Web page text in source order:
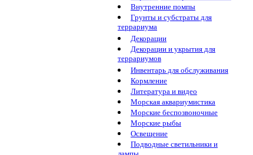
Внутренние помпы
Грунты и субстраты для
террариума
Декорации
Декорации и укрытия для
террариумов
Инвентарь для обслуживания
Кормление
Литература и видео
Морская аквариумистика
Морские беспозвоночные
Морские рыбы
Освещение
Подводные светильники и